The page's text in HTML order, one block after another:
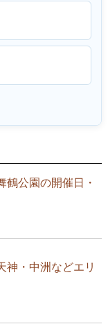
鶴公園の開催日・
神・中洲などエリ